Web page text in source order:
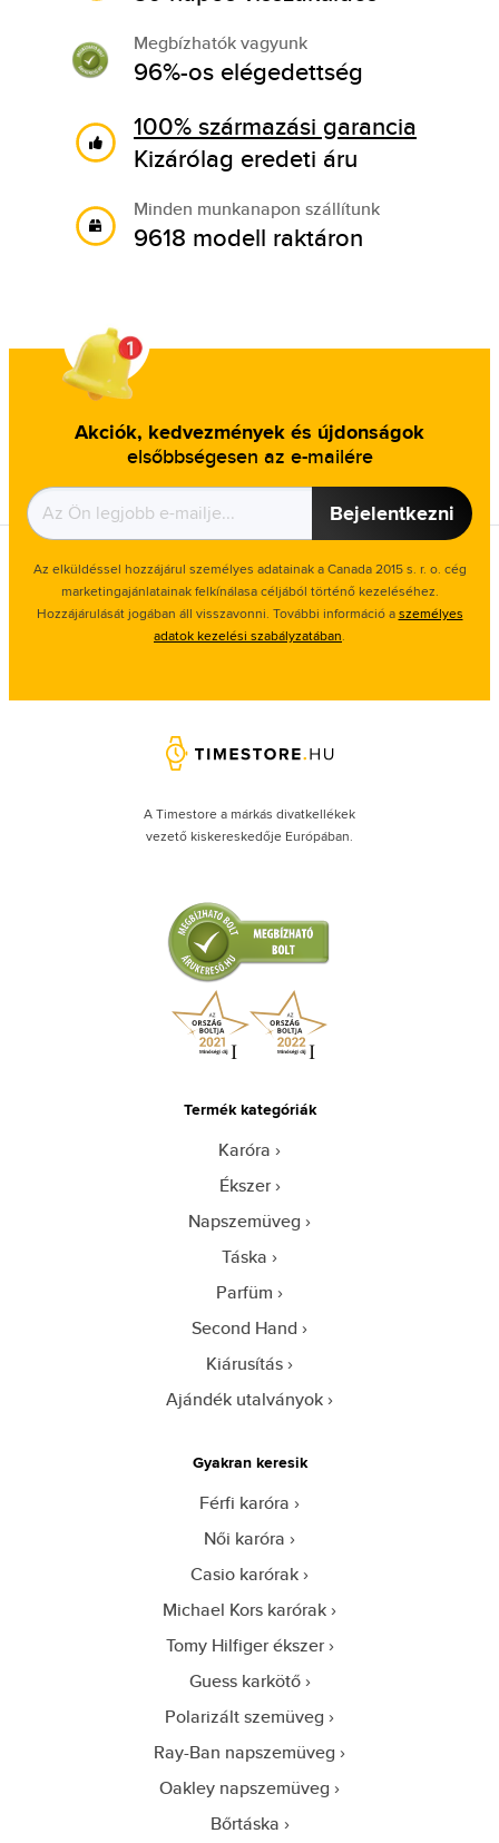
Megbízhatók vagyunk
96%-os elégedettség
100% származási garancia
Kizárólag eredeti áru
Minden munkanapon szállítunk
9618 modell raktáron
Akciók, kedvezmények és újdonságok
elsőbbségesen az e-mailére
Bejelentkezni
Az elküldéssel hozzájárul személyes adatainak a Canada 2015 s. r. o. cég
marketingajánlatainak felkínálasa céljából történő kezeléséhez.
Hozzájárulását jogában áll visszavonni. További információ aszemélyes
adatok kezelési szabályzatában.
A Timestore a márkás divatkellékek
vezető kiskereskedője Európában.
Termék kategóriák
Karóra
Ékszer
Napszemüveg
Táska
Parfüm
Second Hand
Kiárusítás
Ajándék utalványok
Gyakran keresik
Férfi karóra
Női karóra
Casio karórak
Michael Kors karórak
Tomy Hilfiger ékszer
Guess karkötő
Polarizált szemüveg
Ray-Ban napszemüveg
Oakley napszemüveg
Bőrtáska